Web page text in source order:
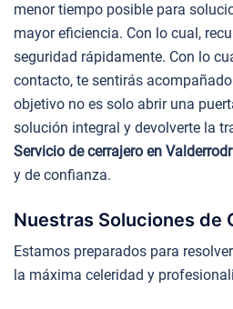
menor tiempo posible para
mayor eficiencia. Con lo cual,
seguridad rápidamente. Con lo
contacto, te sentirás
objetivo no es solo abrir una
solución integral y devolverte la
Servicio de cerrajero en
y de confianza.
Nuestras Soluciones de
Estamos preparados para
la máxima celeridad y